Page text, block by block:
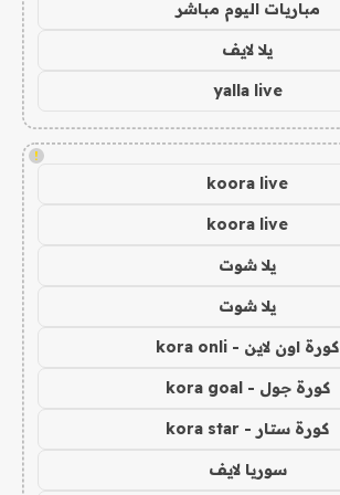
مباريات اليوم مباشر
يلا لايف
yalla live
!
koora live
koora live
يلا شوت
يلا شوت
كورة اون لاين - kora onli
كورة جول - kora goal
كورة ستار - kora star
سوريا لايف